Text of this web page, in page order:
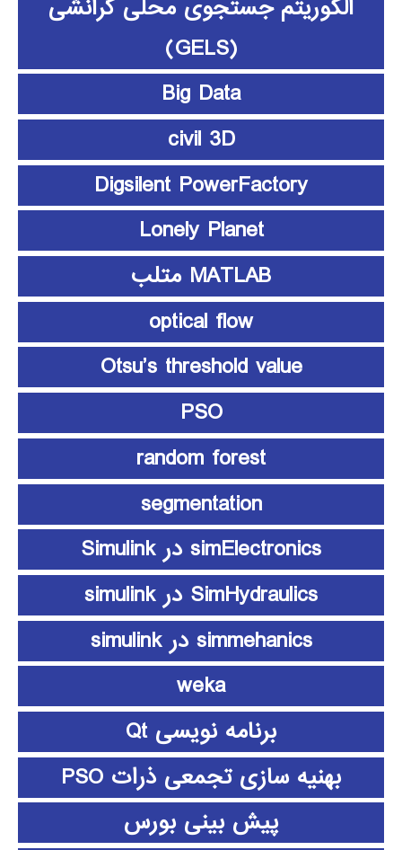
الگوریتم جستجوی محلی گرانشی
(GELS)
Big Data
civil 3D
Digsilent PowerFactory
Lonely Planet
MATLAB متلب
optical flow
Otsu’s threshold value
PSO
random forest
segmentation
simElectronics در Simulink
SimHydraulics در simulink
simmehanics در simulink
weka
برنامه نویسی Qt
بهنیه سازی تجمعی ذرات PSO
پیش بینی بورس